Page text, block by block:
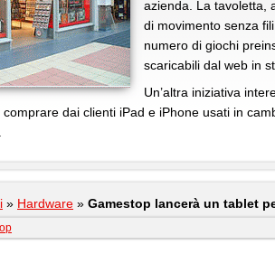
azienda. La tavoletta,
di movimento senza
numero di giochi
scaricabili dal web in
Un’altra iniziativa
comprare dai clienti iPad e iPhone usati in
» Hardware » Gamestop lancerà un tablet